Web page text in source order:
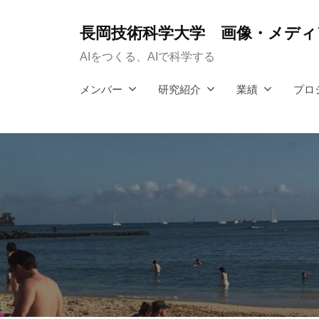
ス
長岡技術科学大学 画像・メディ
AIをつくる、AIで科学する
メンバー 研究紹介 業績 プロ